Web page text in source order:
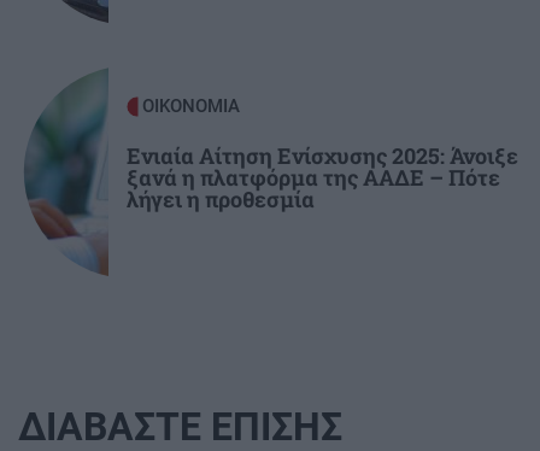
ΟΙΚΟΝΟΜΙΑ
Ενιαία Αίτηση Ενίσχυσης 2025: Άνοιξε
ξανά η πλατφόρμα της ΑΑΔΕ – Πότε
λήγει η προθεσμία
ΔΙΑΒΑΣΤΕ ΕΠΙΣΗΣ